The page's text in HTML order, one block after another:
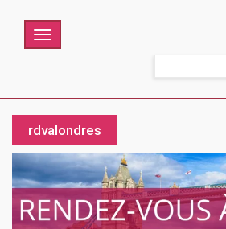
Menu
rdvalondres